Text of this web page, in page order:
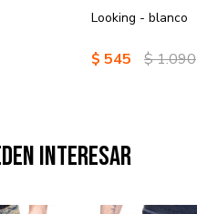
Looking - blanco
$ 545 $1.090
interesar